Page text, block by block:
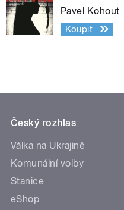
Pavel Kohout
Koupit
Český rozhlas
Válka na Ukrajině
Komunální volby
Stanice
eShop